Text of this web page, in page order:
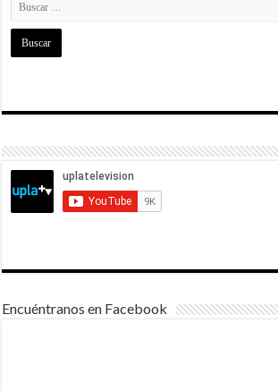
Encuéntranos en Facebook